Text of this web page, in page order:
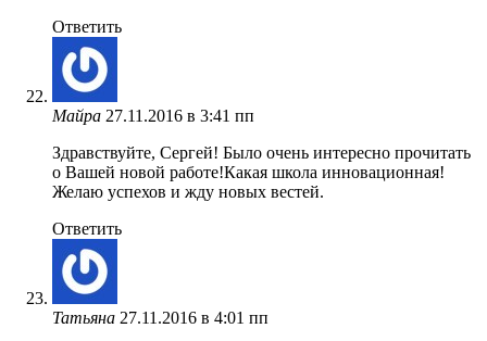
Ответить
Майра 27.11.2016 в 3:41 пп
Здравствуйте, Сергей! Было очень интересно прочитать
о Вашей новой работе!Какая школа инновационная!
Желаю успехов и жду новых вестей.
Ответить
Татьяна 27.11.2016 в 4:01 пп